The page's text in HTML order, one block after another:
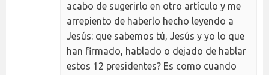
acabo de sugerirlo en otro artículo y me
arrepiento de haberlo hecho leyendo a
Jesús: que sabemos tú, Jesús y yo lo que
han firmado, hablado o dejado de hablar
estos 12 presidentes? Es como cuando